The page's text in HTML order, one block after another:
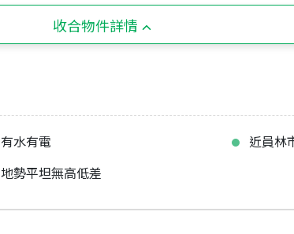
收合物件詳情
有水有電
近員林
地勢平坦無高低差